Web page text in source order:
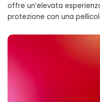
offre un’elevata
protezione con una